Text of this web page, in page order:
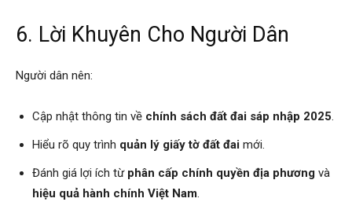
6. Lời Khuyên Cho Người Dân
Người dân nên:
Cập nhật thông tin về chính sách đất đai sáp nhập 2025.
Hiểu rõ quy trình quản lý giấy tờ đất đai mới.
Đánh giá lợi ích từ phân cấp chính quyền địa phương và
hiệu quả hành chính Việt Nam.